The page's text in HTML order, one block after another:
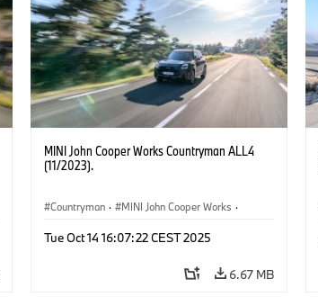
MINI John Cooper Works Countryman ALL4
(11/2023).
Countryman · MINI John Cooper Works ·
Tue Oct 14 16:07:22 CEST 2025
6.67 MB